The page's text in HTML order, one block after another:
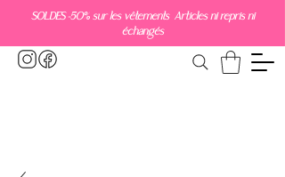
SOLDES -50% sur les vêtements Articles ni repris ni
échangés